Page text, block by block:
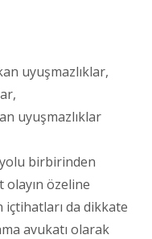
uyuşmazlıklar,
uyuşmazlıklar
birbirinden
olayın özeline
içtihatları da dikkate
avukatı olarak